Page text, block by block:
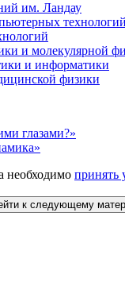
им. Ландау
и молекулярной
и информатики
физики
глазами?»
необходимо принять
к следующему